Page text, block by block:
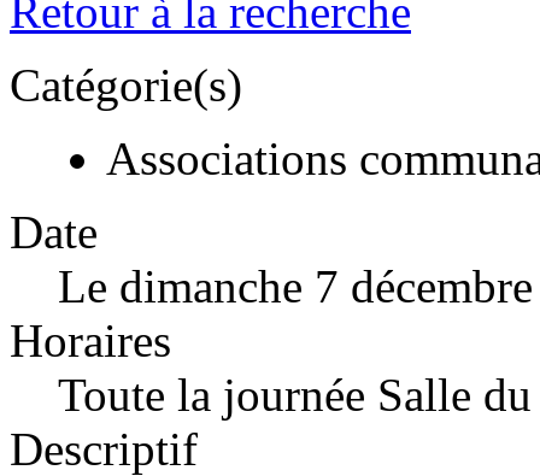
Retour à la recherche
Catégorie(s)
Associations
Date
Le dimanche 7
Horaires
Toute la journée Salle
Descriptif